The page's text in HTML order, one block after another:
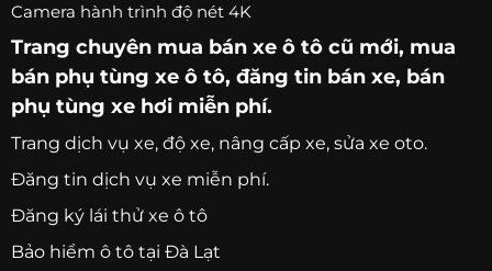
Camera hành trình độ nét 4K
Trang chuyên mua bán xe ô tô cũ mới, mua
bán phụ tùng xe ô tô, đăng tin bán xe, bán
phụ tùng xe hơi miễn phí.
Trang dịch vụ xe, độ xe, nâng cấp xe, sửa xe oto.
Đăng tin dịch vụ xe miễn phí.
Đăng ký lái thử xe ô tô
Bảo hiểm ô tô tại Đà Lạt